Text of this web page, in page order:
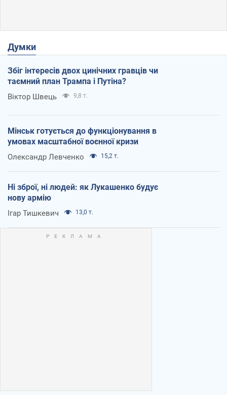
Думки
Збіг інтересів двох цинічних гравців чи
таємний план Трампа і Путіна?
Віктор Швець 9,8 т.
Мінськ готується до функціонування в
умовах масштабної воєнної кризи
Олександр Левченко 15,2 т.
Ні зброї, ні людей: як Лукашенко будує
нову армію
Ігар Тишкевич 13,0 т.